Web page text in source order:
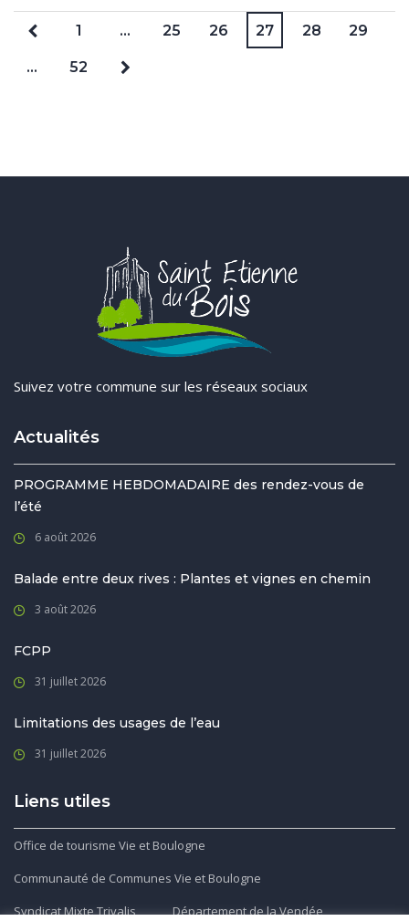
1 … 25 26 27 28 29
… 52
Suivez votre commune sur les réseaux sociaux
Actualités
PROGRAMME HEBDOMADAIRE des rendez-vous de
l’été
6 août 2026
Balade entre deux rives : Plantes et vignes en chemin
3 août 2026
FCPP
31 juillet 2026
Limitations des usages de l’eau
31 juillet 2026
Liens utiles
Office de tourisme Vie et Boulogne
Communauté de Communes Vie et Boulogne
Syndicat Mixte Trivalis
Département de la Vendée